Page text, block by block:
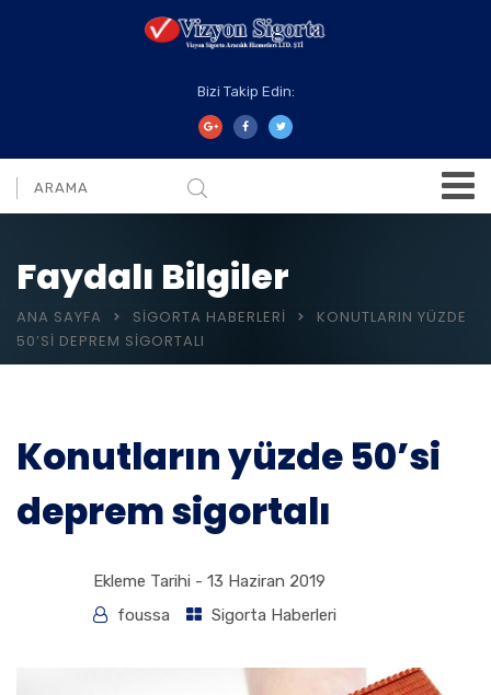
Bizi Takip Edin:
Faydalı Bilgiler
ANA SAYFA SIGORTA HABERLERI
KONUTLARIN YÜZDE
50’SI DEPREM SIGORTALI
Konutların yüzde 50’si
deprem sigortalı
Ekleme Tarihi - 13 Haziran 2019
foussa
Sigorta Haberleri